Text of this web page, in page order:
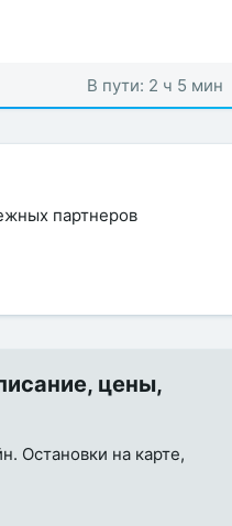
В пути: 2 ч 5 мин
партнеров
цены,
Остановки на карте,